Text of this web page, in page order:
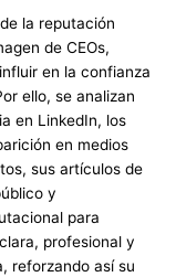
la reputación
de CEOs,
en la confianza
ello, se analizan
en LinkedIn, los
en medios
sus artículos de
y
para
profesional y
reforzando así su